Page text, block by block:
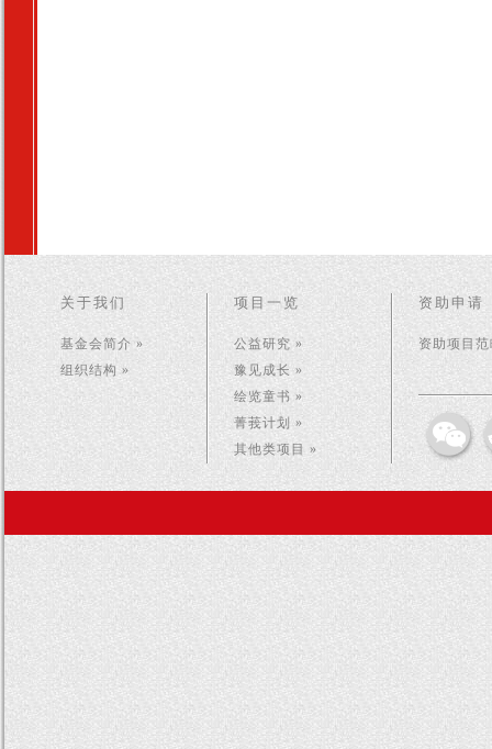
关于我们
基金会简介 »
组织结构 »
项目一览
公益研究 »
豫见成长 »
绘览童书 »
菁莪计划 »
其他类项目 »
资助申请
资助项目